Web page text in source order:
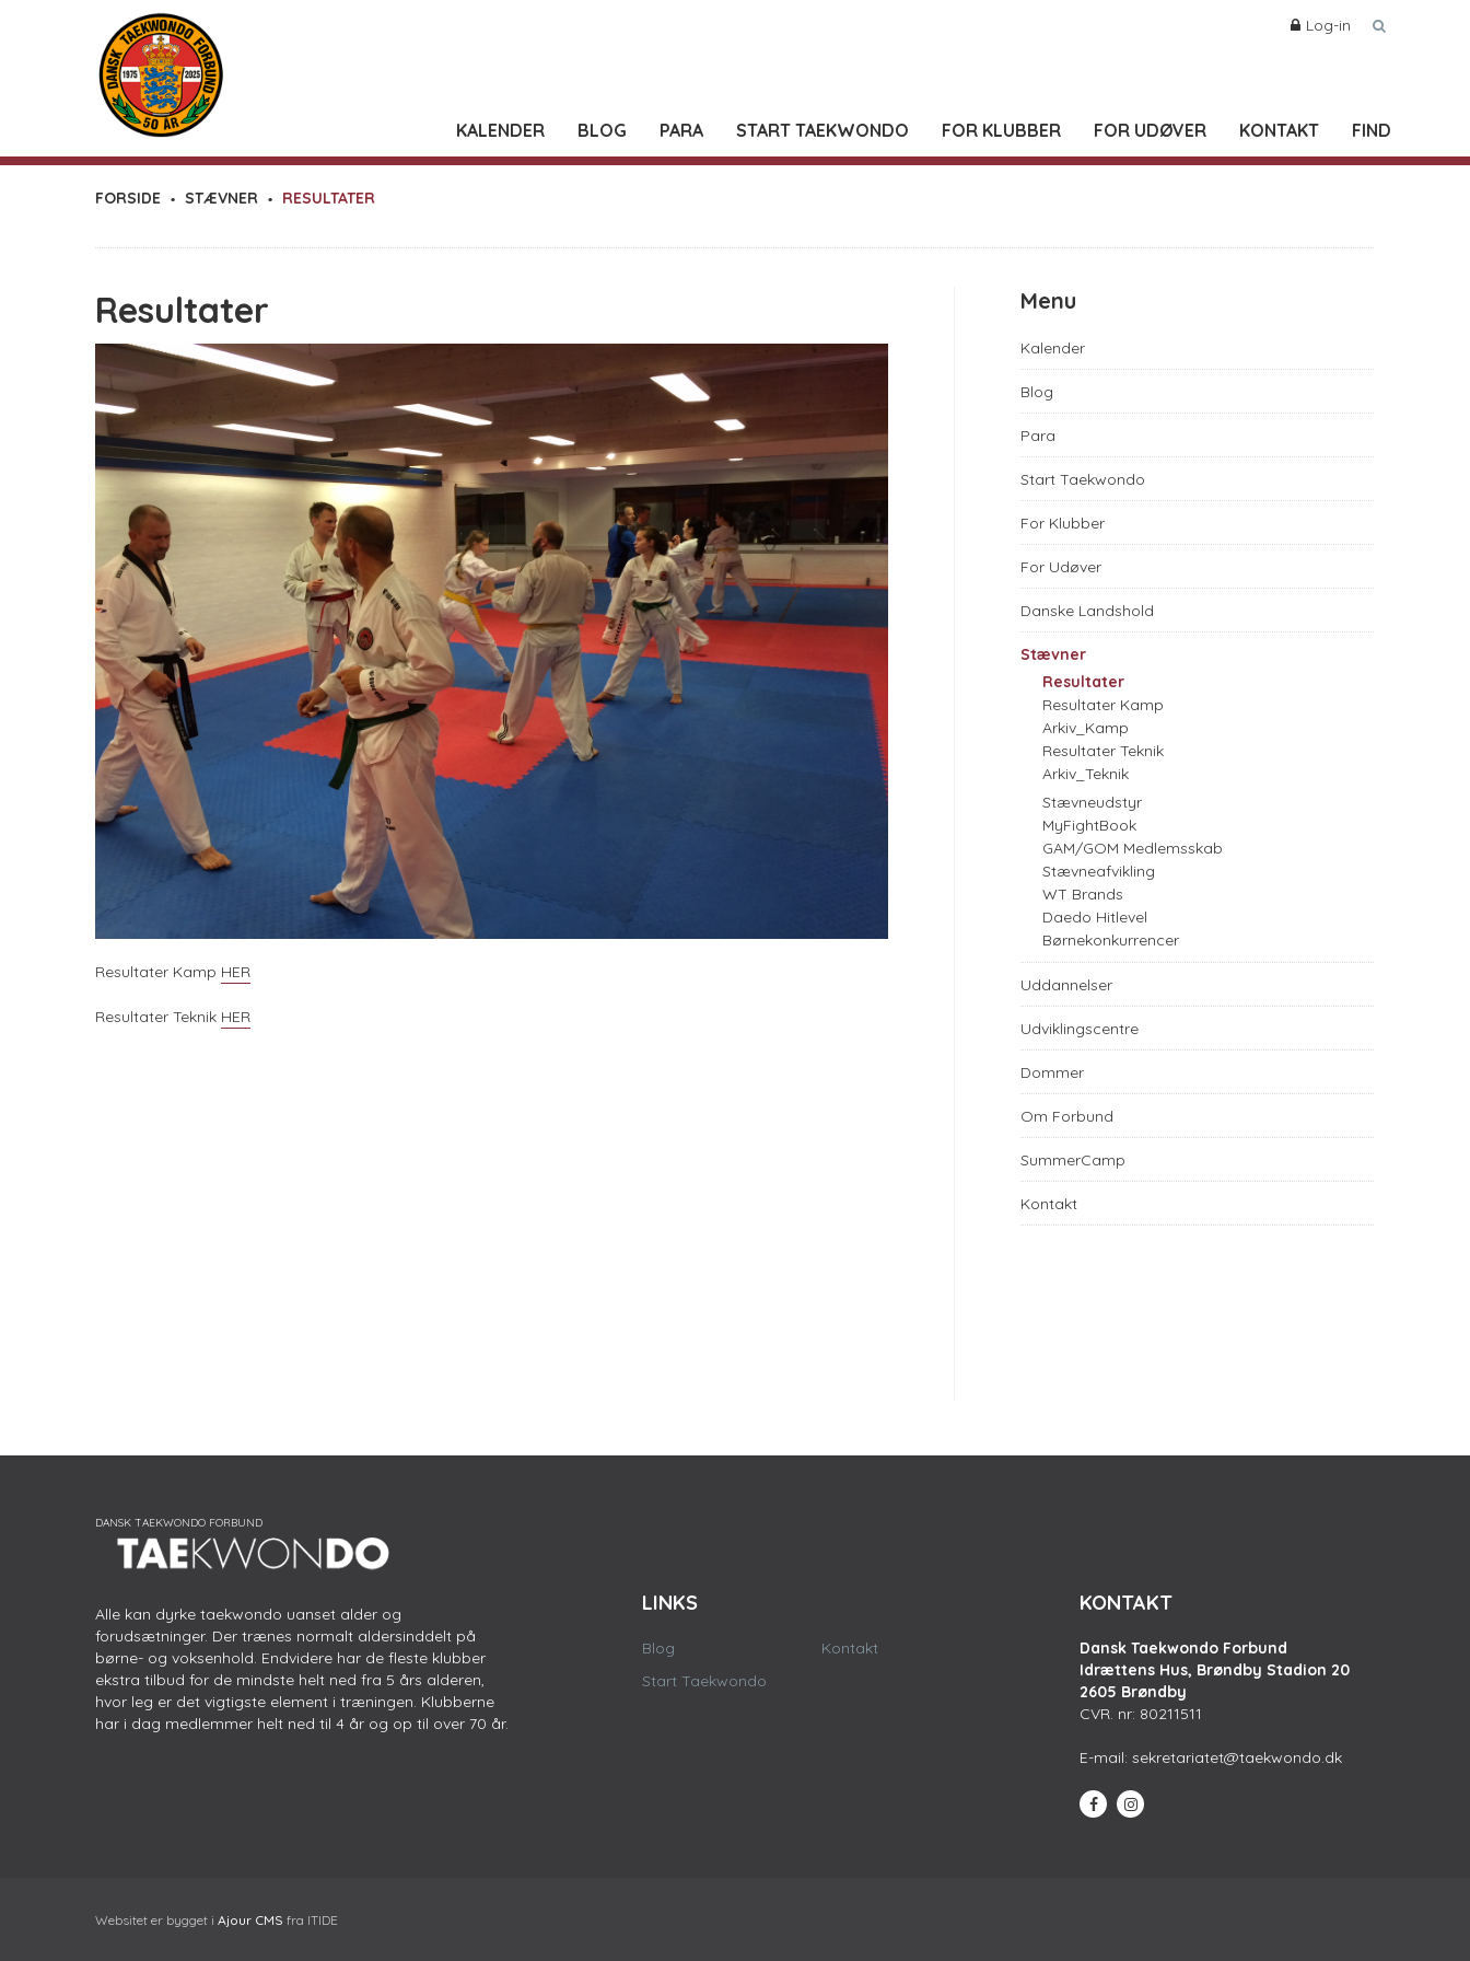
Log-in
KALENDER BLOG PARA START TAEKWONDO FOR KLUBBER FOR UDØVER KONTAKT FIND
FORSIDE STÆVNER RESULTATER
Resultater
Resultater Kamp HER
Resultater Teknik HER
Menu
Kalender
Blog
Para
Start Taekwondo
For Klubber
For Udøver
Danske Landshold
Stævner
Resultater
Resultater Kamp
Arkiv_Kamp
Resultater Teknik
Arkiv_Teknik
Stævneudstyr
MyFightBook
GAM/GOM Medlemsskab
Stævneafvikling
WT Brands
Daedo Hitlevel
Børnekonkurrencer
Uddannelser
Udviklingscentre
Dommer
Om Forbund
SummerCamp
Kontakt
Alle kan dyrke taekwondo uanset alder og
forudsætninger. Der trænes normalt aldersinddelt på
børne- og voksenhold. Endvidere har de fleste klubber
ekstra tilbud for de mindste helt ned fra 5 års alderen,
hvor leg er det vigtigste element i træningen. Klubberne
har i dag medlemmer helt ned til 4 år og op til over 70 år.
LINKS
Blog
Start Taekwondo
Kontakt
KONTAKT
Dansk Taekwondo Forbund
Idrættens Hus, Brøndby Stadion 20
2605 Brøndby
CVR. nr: 80211511
E-mail: sekretariatet@taekwondo.dk
Websitet er bygget i Ajour CMS fra ITIDE